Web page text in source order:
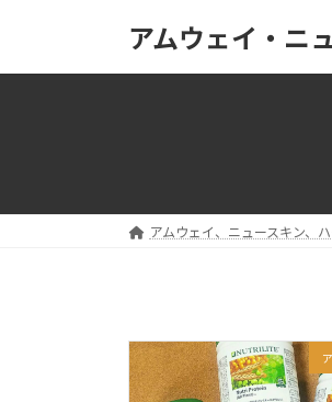
アムウェイ・ニ
アムウェイ、ニュースキン、